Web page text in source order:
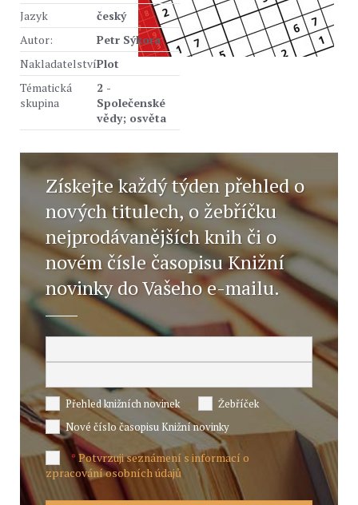
Jazyk
český
Autor:
Petr Sýkora
NakladatelstvíPlot
Tématická
skupina
2 -
Společenské
vědy; osvěta
Získejte každý týden přehled o
nových titulech, o žebříčku
nejprodávanějších knih či o
novém čísle časopisu Knižní
novinky do Vašeho e-mailu.
Přehled knižních novinek
Žebříček
Nové číslo časopisu Knižní novinky
*Potvrzuji seznámení s informací o
zpracování osobních údajů